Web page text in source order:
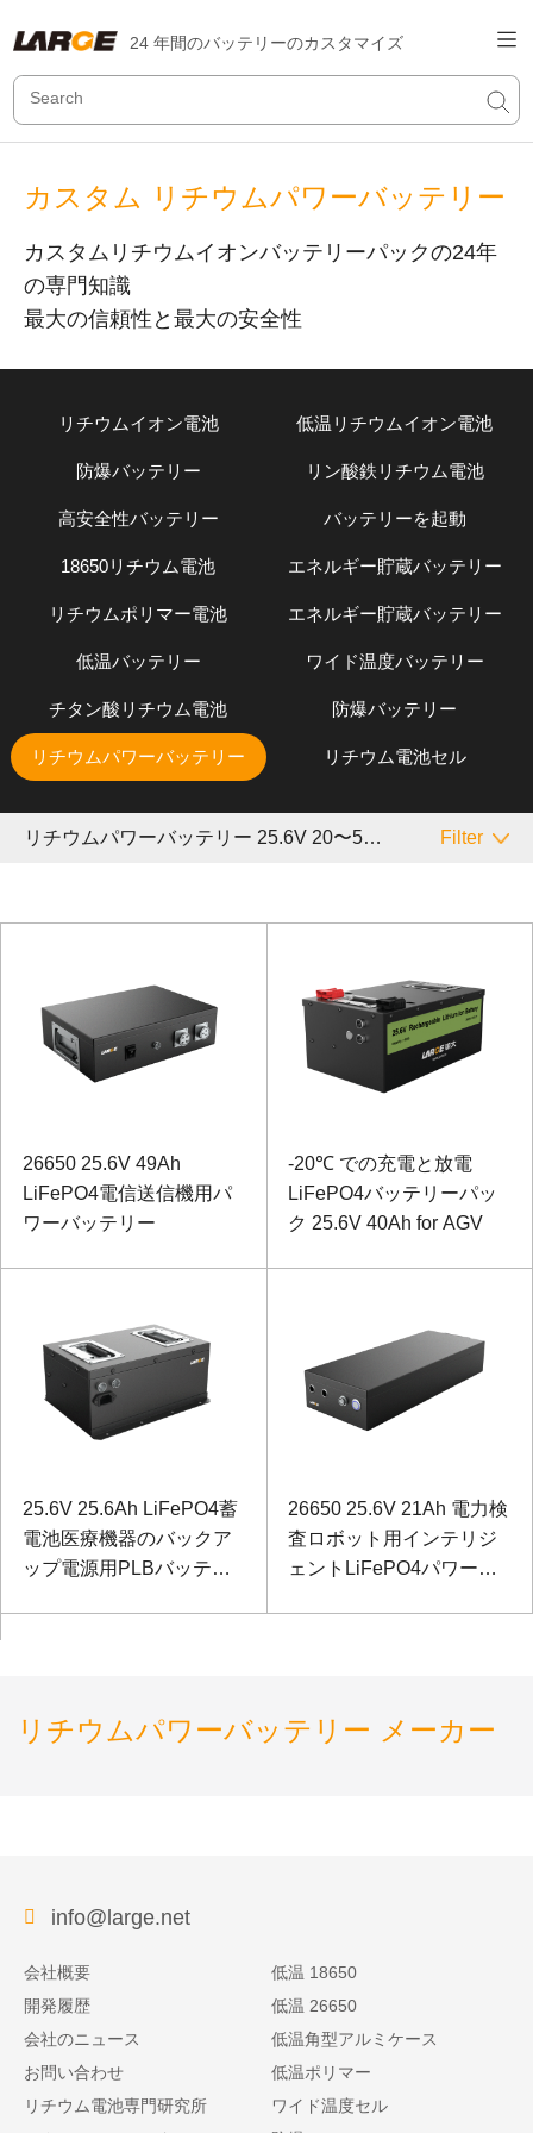
24 年間のバッテリーのカスタマイズ
カスタム リチウムパワーバッテリー
カスタムリチウムイオンバッテリーパックの24年
の専門知識
最大の信頼性と最大の安全性
リチウムイオン電池 低温リチウムイオン電池
防爆バッテリー リン酸鉄リチウム電池
高安全性バッテリー バッテリーを起動
18650リチウム電池 エネルギー貯蔵バッテリー
リチウムポリマー電池 エネルギー貯蔵バッテリー
低温バッテリー ワイド温度バッテリー
チタン酸リチウム電池 防爆バッテリー
リチウムパワーバッテリー リチウム電池セル
リチウムパワーバッテリー 25.6V 20〜50Ah Filter
26650 25.6V 49Ah
LiFePO4電信送信機用パ
ワーバッテリー
-20℃ での充電と放電
LiFePO4バッテリーパッ
ク 25.6V 40Ah for AGV
25.6V 25.6Ah LiFePO4蓄
電池医療機器のバックア
ップ電源用PLBバッテリ
26650 25.6V 21Ah 電力検
査ロボット用インテリジ
ェントLiFePO4パワーバ
リチウムパワーバッテリー メーカー
info@large.net
会社概要
開発履歴
会社のニュース
お問い合わせ
リチウム電池専門研究所
低温 18650
低温 26650
低温角型アルミケース
低温ポリマー
ワイド温度セル